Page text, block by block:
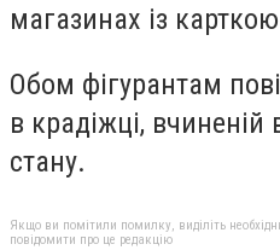
магазинах із
Обом фігурантам
в крадіжці,
стану.
Якщо ви помітили помилку, виділіть
повідомити про це редакцію